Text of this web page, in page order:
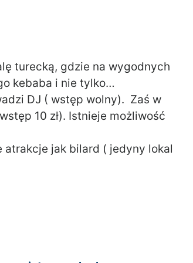
turecką, gdzie na wygodnych
kebaba i nie tylko…
DJ ( wstęp wolny). Zaś w
10 zł). Istnieje możliwość
atrakcje jak bilard ( jedyny lokal